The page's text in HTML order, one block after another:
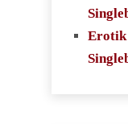
Erotik